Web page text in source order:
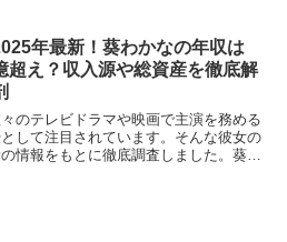
年最新！葵わかなの年収は
超え？収入源や総資産を徹底解
のテレビドラマや映画で主演を務める
して注目されています。そんな彼女の
情報をもとに徹底調査しました。葵わ